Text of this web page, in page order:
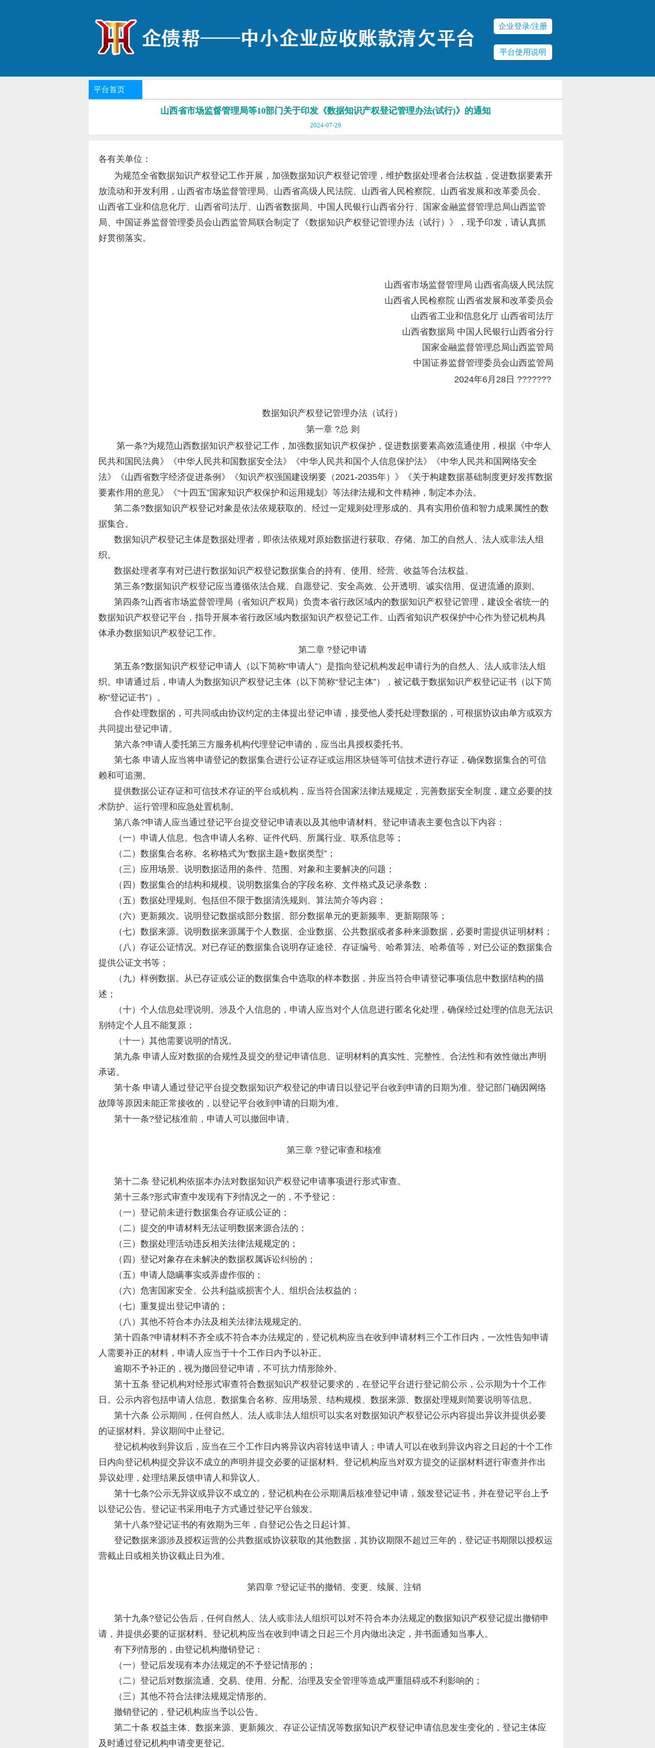
企业登录/注册
平台使用说明
平台首页
山西省市场监督管理局等10部门关于印发《数据知识产权登记管理办法(试行)》的通知
2024-07-29
各有关单位：
为规范全省数据知识产权登记工作开展，加强数据知识产权登记管理，维护数据处理者合法权益，促进数据要素开
放流动和开发利用，山西省市场监督管理局、山西省高级人民法院、山西省人民检察院、山西省发展和改革委员会、
山西省工业和信息化厅、山西省司法厅、山西省数据局、中国人民银行山西省分行、国家金融监督管理总局山西监管
局、中国证券监督管理委员会山西监管局联合制定了《数据知识产权登记管理办法（试行）》，现予印发，请认真抓
好贯彻落实。
山西省市场监督管理局 山西省高级人民法院
山西省人民检察院 山西省发展和改革委员会
山西省工业和信息化厅 山西省司法厅
山西省数据局 中国人民银行山西省分行
国家金融监督管理总局山西监管局
中国证券监督管理委员会山西监管局
2024年6月28日 ???????
数据知识产权登记管理办法（试行）
第一章 ?总 则
第一条?为规范山西数据知识产权登记工作，加强数据知识产权保护，促进数据要素高效流通使用，根据《中华人
民共和国民法典》《中华人民共和国数据安全法》《中华人民共和国个人信息保护法》《中华人民共和国网络安全
法》《山西省数字经济促进条例》《知识产权强国建设纲要（2021-2035年）》《关于构建数据基础制度更好发挥数据
要素作用的意见》《“十四五”国家知识产权保护和运用规划》等法律法规和文件精神，制定本办法。
第二条?数据知识产权登记对象是依法依规获取的、经过一定规则处理形成的、具有实用价值和智力成果属性的数
据集合。
数据知识产权登记主体是数据处理者，即依法依规对原始数据进行获取、存储、加工的自然人、法人或非法人组
织。
数据处理者享有对已进行数据知识产权登记数据集合的持有、使用、经营、收益等合法权益。
第三条?数据知识产权登记应当遵循依法合规、自愿登记、安全高效、公开透明、诚实信用、促进流通的原则。
第四条?山西省市场监督管理局（省知识产权局）负责本省行政区域内的数据知识产权登记管理，建设全省统一的
数据知识产权登记平台，指导开展本省行政区域内数据知识产权登记工作。山西省知识产权保护中心作为登记机构具
体承办数据知识产权登记工作。
第二章 ?登记申请
第五条?数据知识产权登记申请人（以下简称“申请人”）是指向登记机构发起申请行为的自然人、法人或非法人组
织。申请通过后，申请人为数据知识产权登记主体（以下简称“登记主体”），被记载于数据知识产权登记证书（以下简
称“登记证书”）。
合作处理数据的，可共同或由协议约定的主体提出登记申请，接受他人委托处理数据的，可根据协议由单方或双方
共同提出登记申请。
第六条?申请人委托第三方服务机构代理登记申请的，应当出具授权委托书。
第七条 申请人应当将申请登记的数据集合进行公证存证或运用区块链等可信技术进行存证，确保数据集合的可信
赖和可追溯。
提供数据公证存证和可信技术存证的平台或机构，应当符合国家法律法规规定，完善数据安全制度，建立必要的技
术防护、运行管理和应急处置机制。
第八条?申请人应当通过登记平台提交登记申请表以及其他申请材料。登记申请表主要包含以下内容：
（一）申请人信息。包含申请人名称、证件代码、所属行业、联系信息等；
（二）数据集合名称。名称格式为“数据主题+数据类型”；
（三）应用场景。说明数据适用的条件、范围、对象和主要解决的问题；
（四）数据集合的结构和规模。说明数据集合的字段名称、文件格式及记录条数；
（五）数据处理规则。包括但不限于数据清洗规则、算法简介等内容；
（六）更新频次。说明登记数据或部分数据、部分数据单元的更新频率、更新期限等；
（七）数据来源。说明数据来源属于个人数据、企业数据、公共数据或者多种来源数据，必要时需提供证明材料；
（八）存证公证情况。对已存证的数据集合说明存证途径、存证编号、哈希算法、哈希值等，对已公证的数据集合
提供公证文书等；
（九）样例数据。从已存证或公证的数据集合中选取的样本数据，并应当符合申请登记事项信息中数据结构的描
述；
（十）个人信息处理说明。涉及个人信息的，申请人应当对个人信息进行匿名化处理，确保经过处理的信息无法识
别特定个人且不能复原；
（十一）其他需要说明的情况。
第九条 申请人应对数据的合规性及提交的登记申请信息、证明材料的真实性、完整性、合法性和有效性做出声明
承诺。
第十条 申请人通过登记平台提交数据知识产权登记的申请日以登记平台收到申请的日期为准。登记部门确因网络
故障等原因未能正常接收的，以登记平台收到申请的日期为准。
第十一条?登记核准前，申请人可以撤回申请。
第三章 ?登记审查和核准
第十二条 登记机构依据本办法对数据知识产权登记申请事项进行形式审查。
第十三条?形式审查中发现有下列情况之一的，不予登记：
（一）登记前未进行数据集合存证或公证的；
（二）提交的申请材料无法证明数据来源合法的；
（三）数据处理活动违反相关法律法规规定的；
（四）登记对象存在未解决的数据权属诉讼纠纷的；
（五）申请人隐瞒事实或弄虚作假的；
（六）危害国家安全、公共利益或损害个人、组织合法权益的；
（七）重复提出登记申请的；
（八）其他不符合本办法及相关法律法规规定的。
第十四条?申请材料不齐全或不符合本办法规定的，登记机构应当在收到申请材料三个工作日内，一次性告知申请
人需要补正的材料，申请人应当于十个工作日内予以补正。
逾期不予补正的，视为撤回登记申请，不可抗力情形除外。
第十五条 登记机构对经形式审查符合数据知识产权登记要求的，在登记平台进行登记前公示，公示期为十个工作
日。公示内容包括申请人信息、数据集合名称、应用场景、结构规模、数据来源、数据处理规则简要说明等信息。
第十六条 公示期间，任何自然人、法人或非法人组织可以实名对数据知识产权登记公示内容提出异议并提供必要
的证据材料。异议期间中止登记。
登记机构收到异议后，应当在三个工作日内将异议内容转送申请人；申请人可以在收到异议内容之日起的十个工作
日内向登记机构提交异议不成立的声明并提交必要的证据材料。登记机构应当对双方提交的证据材料进行审查并作出
异议处理，处理结果反馈申请人和异议人。
第十七条?公示无异议或异议不成立的，登记机构在公示期满后核准登记申请，颁发登记证书，并在登记平台上予
以登记公告。登记证书采用电子方式通过登记平台颁发。
第十八条?登记证书的有效期为三年，自登记公告之日起计算。
登记数据来源涉及授权运营的公共数据或协议获取的其他数据，其协议期限不超过三年的，登记证书期限以授权运
营截止日或相关协议截止日为准。
第四章 ?登记证书的撤销、变更、续展、注销
第十九条?登记公告后，任何自然人、法人或非法人组织可以对不符合本办法规定的数据知识产权登记提出撤销申
请，并提供必要的证据材料。登记机构应当在收到申请之日起三个月内做出决定，并书面通知当事人。
有下列情形的，由登记机构撤销登记：
（一）登记后发现有本办法规定的不予登记情形的；
（二）登记后对数据流通、交易、使用、分配、治理及安全管理等造成严重阻碍或不利影响的；
（三）其他不符合法律法规规定情形的。
撤销登记的，登记机构应当予以公告。
第二十条 权益主体、数据来源、更新频次、存证公证情况等数据知识产权登记申请信息发生变化的，登记主体应
及时通过登记机构申请变更登记。